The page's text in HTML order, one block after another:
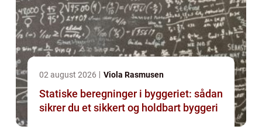
02 august 2026 Viola Rasmusen
Statiske beregninger i byggeriet: sådan
sikrer du et sikkert og holdbart byggeri